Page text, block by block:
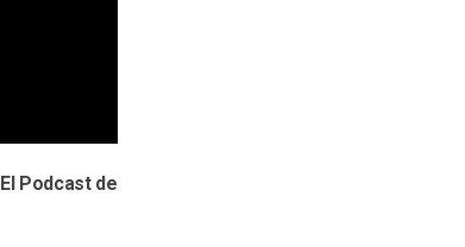
El Podcast de